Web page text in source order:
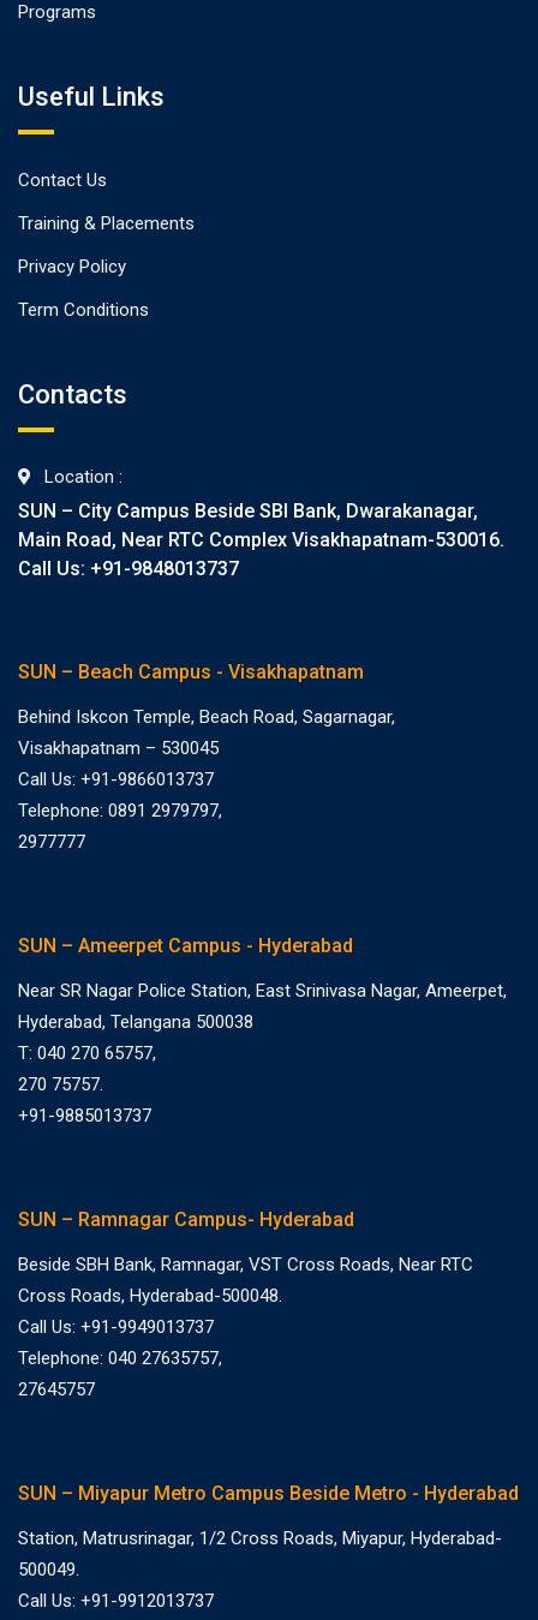
Programs
Useful Links
Contact Us
Training & Placements
Privacy Policy
Term Conditions
Contacts
Location :
SUN – City Campus Beside SBI Bank, Dwarakanagar,
Main Road, Near RTC Complex Visakhapatnam-530016.
Call Us: +91-9848013737
SUN – Beach Campus - Visakhapatnam
Behind Iskcon Temple, Beach Road, Sagarnagar,
Visakhapatnam – 530045
Call Us: +91-9866013737
Telephone: 0891 2979797,
2977777
SUN – Ameerpet Campus - Hyderabad
Near SR Nagar Police Station, East Srinivasa Nagar, Ameerpet,
Hyderabad, Telangana 500038
T: 040 270 65757,
270 75757.
+91-9885013737
SUN – Ramnagar Campus- Hyderabad
Beside SBH Bank, Ramnagar, VST Cross Roads, Near RTC
Cross Roads, Hyderabad-500048.
Call Us: +91-9949013737
Telephone: 040 27635757,
27645757
SUN – Miyapur Metro Campus Beside Metro - Hyderabad
Station, Matrusrinagar, 1/2 Cross Roads, Miyapur, Hyderabad-
500049.
Call Us: +91-9912013737